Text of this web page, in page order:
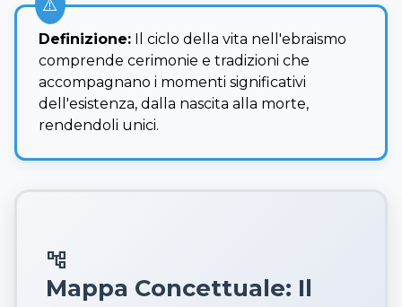
Definizione: Il ciclo della vita nell'ebraismo
comprende cerimonie e tradizioni che
accompagnano i momenti significativi
dell'esistenza, dalla nascita alla morte,
rendendoli unici.
account_tree
Mappa Concettuale: Il